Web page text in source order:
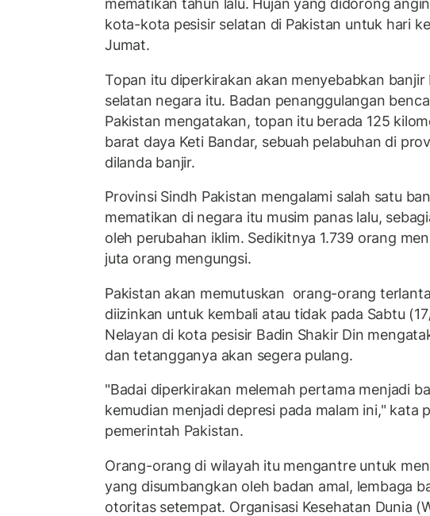
mematikan tahun lalu. Hujan yang didorong
kota-kota pesisir selatan di Pakistan untuk hari
Jumat.
Topan itu diperkirakan akan menyebabkan banjir
selatan negara itu. Badan penanggulangan
Pakistan mengatakan, topan itu berada 125
barat daya Keti Bandar, sebuah pelabuhan di
dilanda banjir.
Provinsi Sindh Pakistan mengalami salah satu
mematikan di negara itu musim panas lalu,
oleh perubahan iklim. Sedikitnya 1.739 orang
juta orang mengungsi.
Pakistan akan memutuskan orang-orang
diizinkan untuk kembali atau tidak pada Sabtu
Nelayan di kota pesisir Badin Shakir Din
dan tetangganya akan segera pulang.
"Badai diperkirakan melemah pertama menjadi
kemudian menjadi depresi pada malam ini," kata
pemerintah Pakistan.
Orang-orang di wilayah itu mengantre untuk
yang disumbangkan oleh badan amal, lembaga
otoritas setempat. Organisasi Kesehatan Dunia